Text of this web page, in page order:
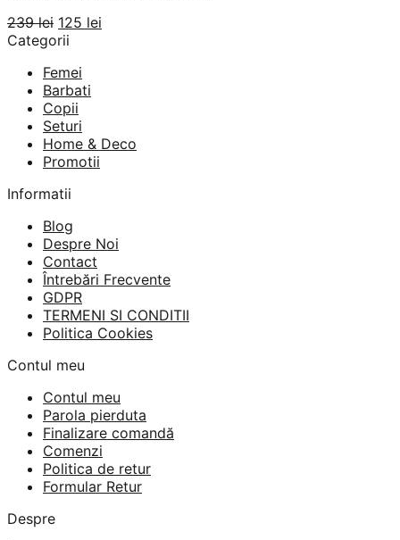
239lei Prețul
inițial
fost:
239 lei.
125 lei
Categorii
Femei
Barbati
Copii
Seturi
Home & Deco
Promotii
Informatii
Blog
Despre Noi
Contact
Întrebări Frecvente
GDPR
TERMENI SI CONDITII
Politica Cookies
Contul meu
Contul meu
Parola pierduta
Finalizare comandă
Comenzi
Politica de retur
Formular Retur
Despre